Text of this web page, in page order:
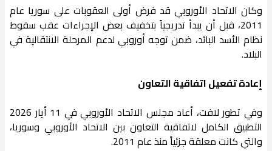
وكان الاتحاد الأوروبي قد فرض أولى العقوبات على سوريا عام
2011، قبل أن يبدأ تدريجياً بتخفيف بعض الإجراءات عقب سقوط
نظام الأسد البائد، ضمن توجه أوروبي لدعم المرحلة الانتقالية في
البلاد.
إعادة تفعيل اتفاقية التعاون
وفي تطور لافت، أعاد مجلس الاتحاد الأوروبي في 11 أيار 2026
التطبيق الكامل لاتفاقية التعاون بين الاتحاد الأوروبي وسوريا،
والتي كانت معلقة جزئياً منذ عام 2011.